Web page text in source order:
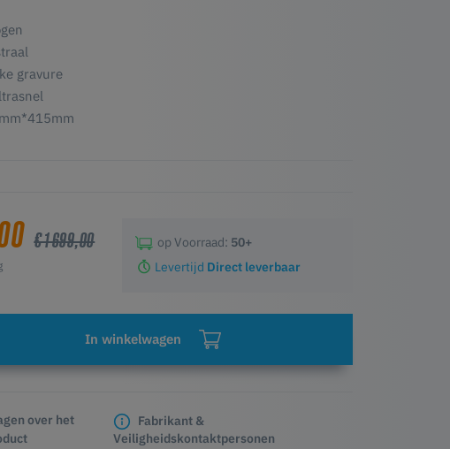
gravure
€ 1 699,00 op Voorraad: 50+
Levertijd Direct leverbaar
In winkelwagen
over het
Fabrikant &
Veiligheidskontaktpersonen